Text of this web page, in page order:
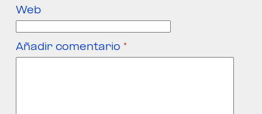
Web
Añadir comentario *